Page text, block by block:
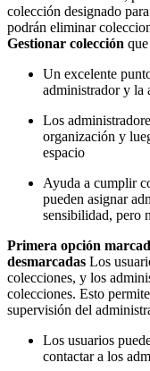
colección designado
podrán eliminar
Gestionar colección
Un excelente
administrador y la
Los
organización y
espacio
Ayuda a cumplir
pueden asignar
sensibilidad, pero
Primera opción
desmarcadas Los
colecciones, y los
colecciones. Esto
supervisión del
Los usuarios
contactar a los